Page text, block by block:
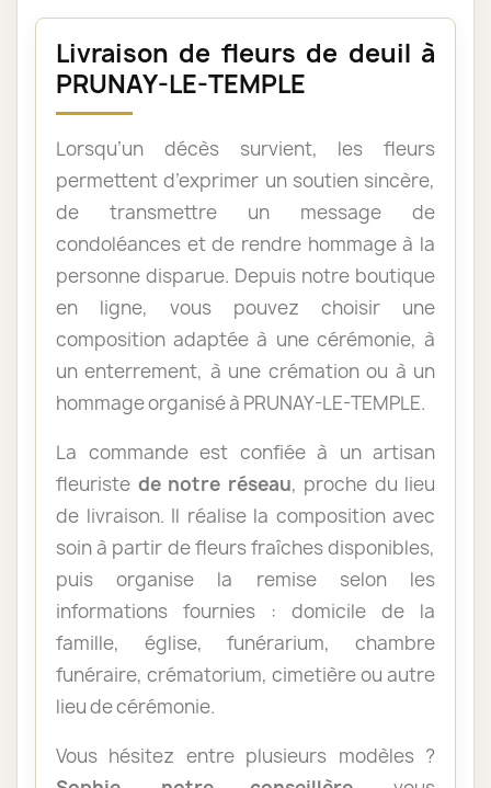
Livraison de fleurs de deuil à
PRUNAY-LE-TEMPLE
Lorsqu’un décès survient, les fleurs
permettent d’exprimer un soutien sincère,
de transmettre un message de
condoléances et de rendre hommage à la
personne disparue. Depuis notre boutique
en ligne, vous pouvez choisir une
composition adaptée à une cérémonie, à
un enterrement, à une crémation ou à un
hommage organisé à PRUNAY-LE-TEMPLE.
La commande est confiée à un artisan
fleuriste de notre réseau, proche du lieu
de livraison. Il réalise la composition avec
soin à partir de fleurs fraîches disponibles,
puis organise la remise selon les
informations fournies : domicile de la
famille, église, funérarium, chambre
funéraire, crématorium, cimetière ou autre
lieu de cérémonie.
Vous hésitez entre plusieurs modèles ?